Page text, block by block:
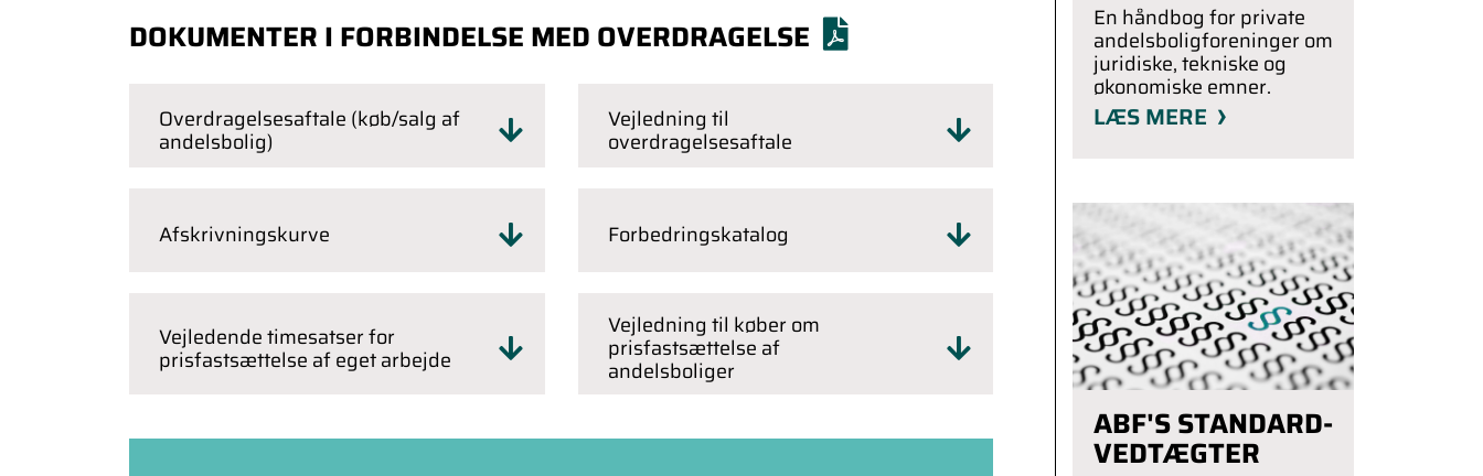
DOKUMENTER I FORBINDELSE MED OVERDRAGELSE
Overdragelsesaftale (køb/salg af
andelsbolig)
Vejledning til
overdragelsesaftale
Afskrivningskurve Forbedringskatalog
Vejledende timesatser for
prisfastsættelse af eget arbejde
Vejledning til køber om
prisfastsættelse af
andelsboliger
En håndbog for private
andelsboligforeninger om
juridiske, tekniske og
økonomiske emner.
LÆS MERE
ABF'S STANDARD-
VEDTÆGTER